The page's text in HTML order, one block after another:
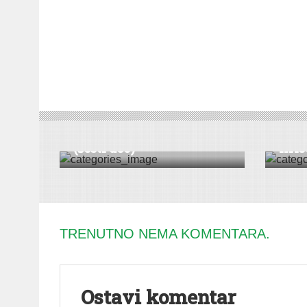
DRUŠTVO|PROJEKTI|SREMSKA MITROVICA
(šesti deo)
TRENUTNO NEMA KOMENTARA.
Ostavi komentar